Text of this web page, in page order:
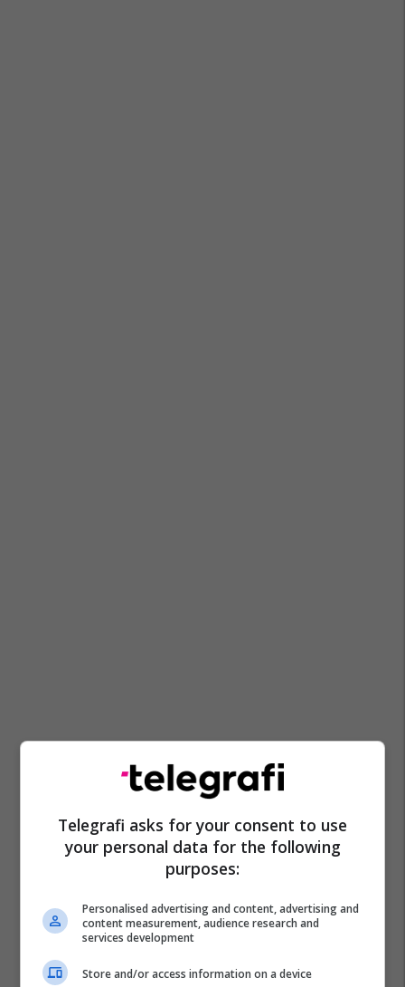
Telegrafi asks for your consent to use
your personal data for the following
purposes:
Personalised advertising and content, advertising and
content measurement, audience research and
services development
Store and/or access information on a device